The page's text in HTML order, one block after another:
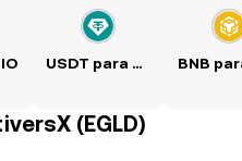
USDT para NIO BNB
(EGLD)